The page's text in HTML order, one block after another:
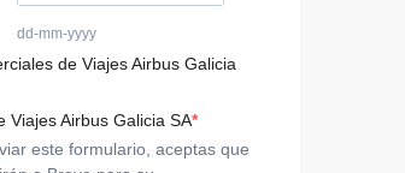
dd-mm-yyyy
de Viajes Airbus Galicia
Viajes Airbus Galicia SA
este formulario, aceptas que